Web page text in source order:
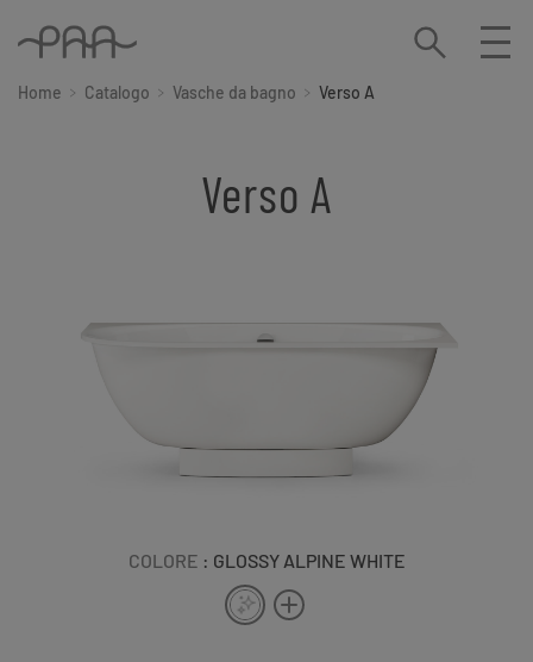
Home Catalogo Vasche da bagno Verso A
Verso A
COLORE : GLOSSY ALPINE WHITE